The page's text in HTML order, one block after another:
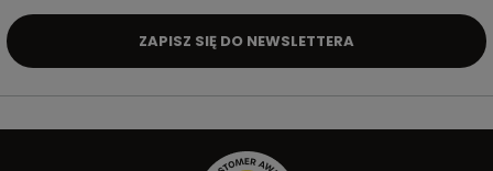
ZAPISZ SIĘ DO NEWSLETTERA